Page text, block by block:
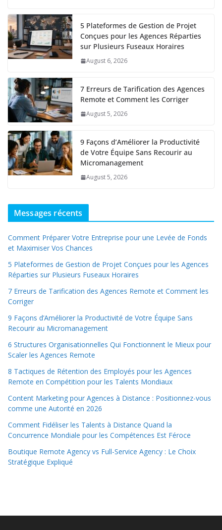
5 Plateformes de Gestion de Projet
Conçues pour les Agences Réparties
sur Plusieurs Fuseaux Horaires
August 6, 2026
7 Erreurs de Tarification des Agences
Remote et Comment les Corriger
August 5, 2026
9 Façons d’Améliorer la Productivité
de Votre Équipe Sans Recourir au
Micromanagement
August 5, 2026
Messages récents
Comment Préparer Votre Entreprise pour une Levée de Fonds
et Maximiser Vos Chances
5 Plateformes de Gestion de Projet Conçues pour les Agences
Réparties sur Plusieurs Fuseaux Horaires
7 Erreurs de Tarification des Agences Remote et Comment les
Corriger
9 Façons d’Améliorer la Productivité de Votre Équipe Sans
Recourir au Micromanagement
6 Structures Organisationnelles Qui Fonctionnent le Mieux pour
Scaler les Agences Remote
8 Tactiques de Rétention des Employés pour les Agences
Remote en Compétition pour les Talents Mondiaux
Content Marketing pour Agences à Distance : Positionnez-vous
comme une Autorité en 2026
Comment Fidéliser les Talents à Distance Quand la
Concurrence Mondiale pour les Compétences Est Féroce
Boutique Remote Agency vs Full-Service Agency : Le Choix
Stratégique Expliqué